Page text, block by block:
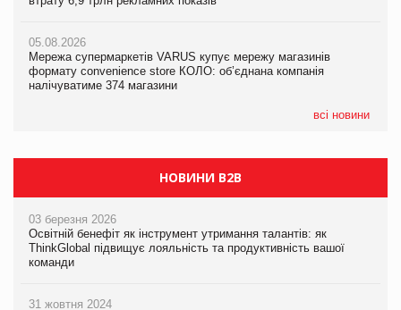
05.08.2026
Мережа супермаркетів VARUS купує мережу магазинів
формату convenience store КОЛО: об’єднана компанія
налічуватиме 374 магазини
всі новини
04.08.2026
Через атаку РФ у Дніпрі пошкоджено склад шоколаду
Millennium
05.08.2026
Adidas витратила понад $1 млрд на маркетинг за квартал
НОВИНИ B2B
03 березня 2026
Освітній бенефіт як інструмент утримання талантів: як
ThinkGlobal підвищує лояльність та продуктивність вашої
команди
31 жовтня 2024